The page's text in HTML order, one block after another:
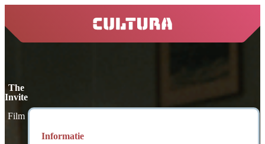
home
The
Invite
Film
Informatie